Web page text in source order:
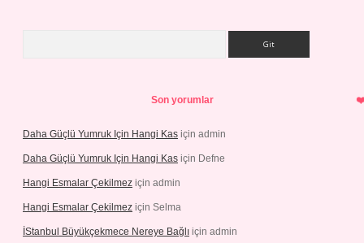
Son yorumlar
Daha Güçlü Yumruk Için Hangi Kas için admin
Daha Güçlü Yumruk Için Hangi Kas için Defne
Hangi Esmalar Çekilmez için admin
Hangi Esmalar Çekilmez için Selma
İStanbul Büyükçekmece Nereye Bağlı için admin